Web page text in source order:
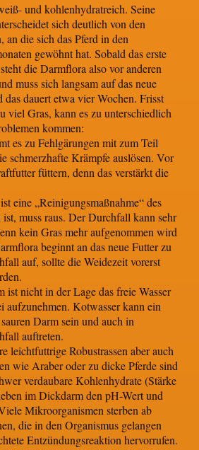
und kohlenhydratreich. Seine
sich deutlich von den
an die sich das Pferd in den
gewöhnt hat. Sobald das erste
die Darmflora also vor anderen
muss sich langsam auf das neue
das dauert etwa vier Wochen. Frisst
viel Gras, kann es zu unterschiedlich
kommen:
es zu Fehlgärungen mit zum Teil
schmerzhafte Krämpfe auslösen. Vor
füttern, denn das verstärkt die
eine „Reinigungsmaßnahme“ des
muss raus. Der Durchfall kann sehr
kein Gras mehr aufgenommen wird
beginnt an das neue Futter zu
auf, sollte die Weidezeit vorerst
ist nicht in der Lage das freie Wasser
aufzunehmen. Kotwasser kann ein
Darm sein und auch in
auftreten.
leichtfuttrige Robustrassen aber auch
wie Araber oder zu dicke Pferde sind
verdaubare Kohlenhydrate (Stärke
im Dickdarm den pH-Wert und
Mikroorganismen sterben ab
die in den Organismus gelangen
Entzündungsreaktion hervorrufen.